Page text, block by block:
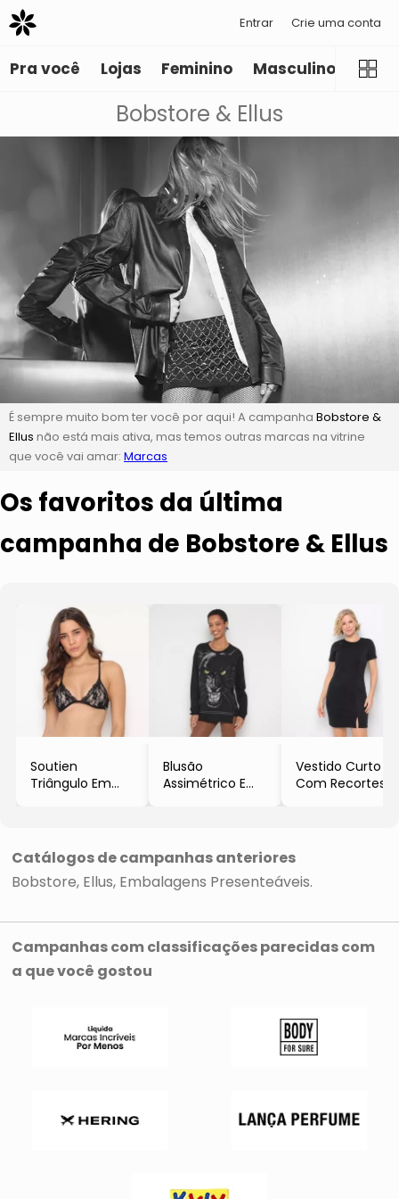
Entrar Crie uma conta
Pra você Lojas Feminino Masculino
Bobstore & Ellus
É sempre muito bom ter você por aqui! A campanha Bobstore &
Ellus não está mais ativa, mas temos outras marcas na vitrine
que você vai amar: Marcas
Os favoritos da última
campanha de Bobstore & Ellus
Soutien
Triângulo Em
Blusão
Assimétrico Em
Vestido Curto
Com Recortes
Catálogos de campanhas anteriores
Bobstore Ellus Embalagens Presenteáveis
Campanhas com classificações parecidas com
a que você gostou